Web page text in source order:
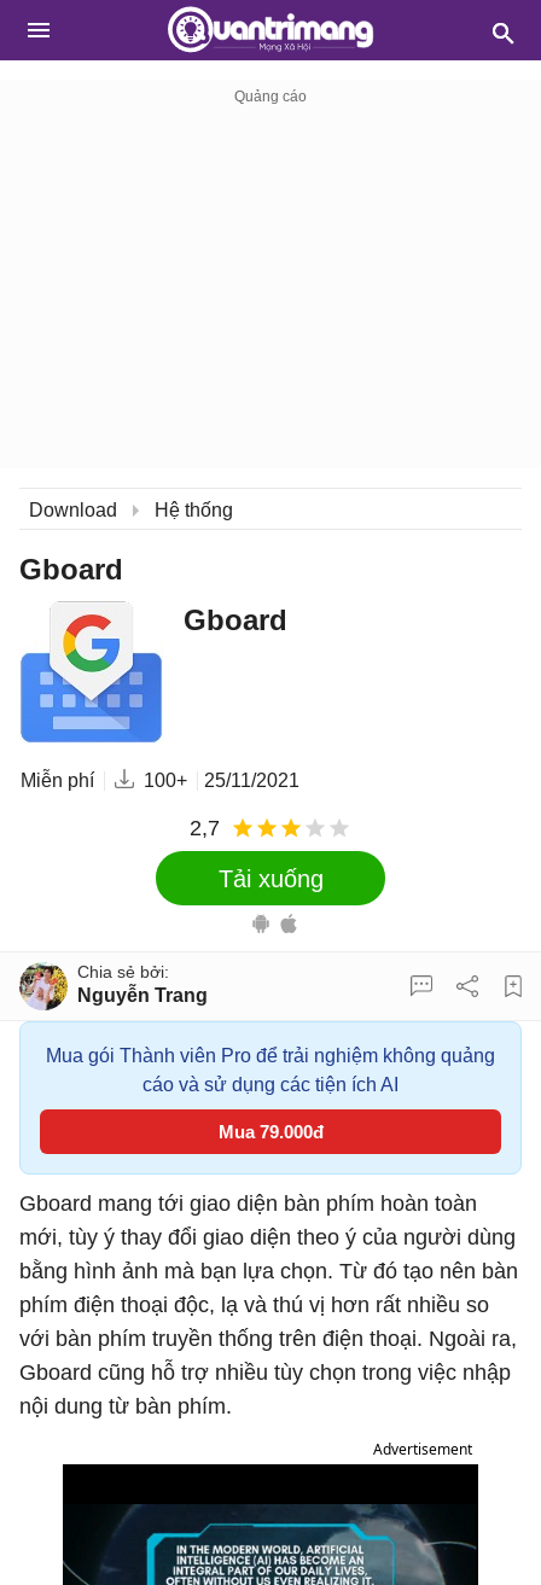
Download Hệ thống
Gboard
Gboard
Miễn phí 100+ 25/11/2021
2,7
Tải xuống
Nguyễn Trang
Mua gói Thành viên Pro để trải nghiệm không quảng
cáo và sử dụng các tiện ích AI
Mua 79.000đ
Gboard mang tới giao diện bàn phím hoàn toàn
mới, tùy ý thay đổi giao diện theo ý của người dùng
bằng hình ảnh mà bạn lựa chọn. Từ đó tạo nên bàn
phím điện thoại độc, lạ và thú vị hơn rất nhiều so
với bàn phím truyền thống trên điện thoại. Ngoài ra,
Gboard cũng hỗ trợ nhiều tùy chọn trong việc nhập
nội dung từ bàn phím.
Advertisement